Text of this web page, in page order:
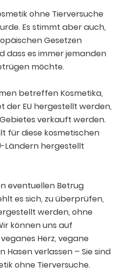
ohne Tierversuche
Es stimmt aber auch,
Gesetzen
dass es immer jemanden
möchte.
betreffen Kosmetika,
der EU hergestellt werden,
verkauft werden.
für diese kosmetischen
Ländern hergestellt
eventuellen Betrug
es sich, zu überprüfen,
werden, ohne
können uns auf
Herz, vegane
Hasen verlassen – Sie sind
ohne Tierversuche.